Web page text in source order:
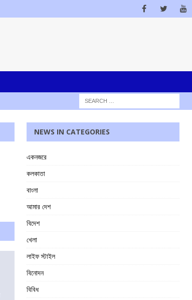
NEWS IN CATEGORIES
একনজরে
কলকাতা
বাংলা
আমার দেশ
বিদেশ
খেলা
লাইফ স্টাইল
বিনোদন
বিবিধ